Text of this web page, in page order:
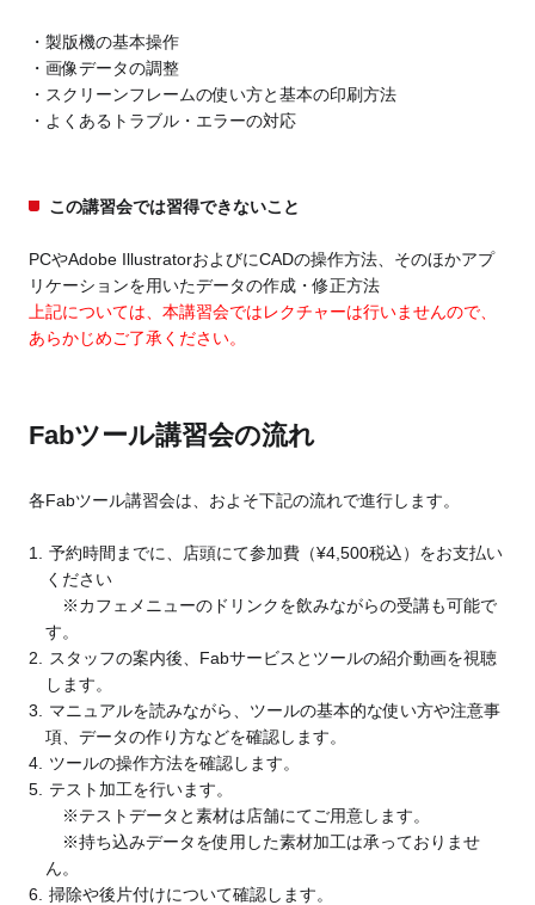
製版機の基本操作
画像データの調整
スクリーンフレームの使い方と基本の印刷方法
よくあるトラブル・エラーの対応
この講習会では習得できないこと
PCやAdobe IllustratorおよびにCADの操作方法、そのほかアプ
リケーションを用いたデータの作成・修正方法
上記については、本講習会ではレクチャーは行いませんので、
あらかじめご了承ください。
Fabツール講習会の流れ
各Fabツール講習会は、およそ下記の流れで進行します。
予約時間までに、店頭にて参加費（¥4,500税込）をお支払い
ください
※カフェメニューのドリンクを飲みながらの受講も可能で
す。
スタッフの案内後、Fabサービスとツールの紹介動画を視聴
します。
マニュアルを読みながら、ツールの基本的な使い方や注意事
項、データの作り方などを確認します。
ツールの操作方法を確認します。
テスト加工を行います。
※テストデータと素材は店舗にてご用意します。
※持ち込みデータを使用した素材加工は承っておりませ
ん。
掃除や後片付けについて確認します。